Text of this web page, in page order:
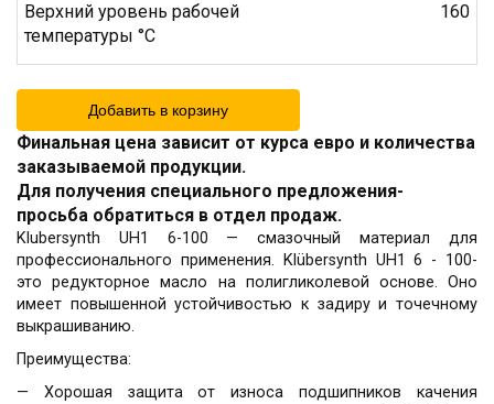
Верхний уровень рабочей
температуры °C
160
Добавить в корзину
Финальная цена зависит от курса евро и количества
заказываемой продукции.
Для получения специального предложения-
просьба обратиться в отдел продаж.
Klubersynth UH1 6-100 — смазочный материал для
профессионального применения. Klübersynth UH1 6 - 100-
это редукторное масло на полигликолевой основе. Оно
имеет повышенной устойчивостью к задиру и точечному
выкрашиванию.
Преимущества:
— Хорошая защита от износа подшипников качения